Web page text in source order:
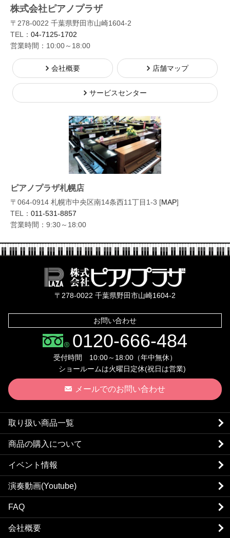
株式会社ピアノプラザ
〒278-0022 千葉県野田市山崎1604-2
TEL： 04-7125-1702
営業時間：10:00～18:00
会社概要 店舗マップ
サービスセンター
ピアノプラザ札幌店
〒064-0914 札幌市中央区南14条西11丁目1-3 [MAP]
TEL： 011-531-8857
営業時間：9:30～18:00
〒278-0022 千葉県野田市山崎1604-2
お問い合わせ
0120-666-484
受付時間 10:00～18:00（年中無休）
ショールームは火曜日定休(祝日は営業)
メールでのお問い合わせ
取り扱い商品一覧
商品の購入について
イベント情報
演奏動画(Youtube)
FAQ
会社概要